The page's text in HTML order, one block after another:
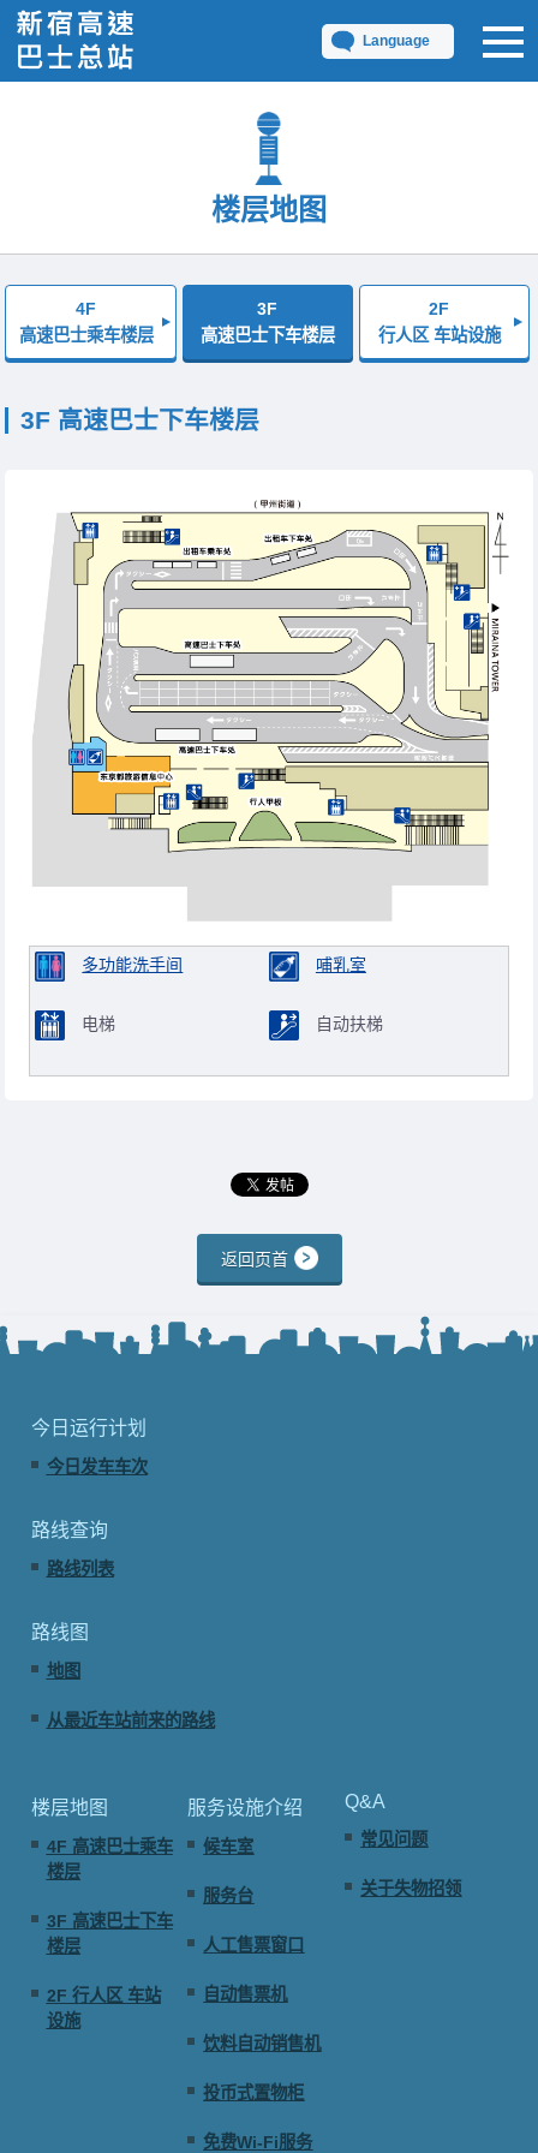
Language
楼层地图
4F
高速巴士乘车楼层
3F
高速巴士下车楼层
2F
行人区 车站设施
3F 高速巴士下车楼层
多功能洗手间 哺乳室
电梯 自动扶梯
返回页首
今日运行计划
今日发车车次
路线查询
路线列表
路线图
地图
从最近车站前来的路线
楼层地图
4F 高速巴士乘车
楼层
3F 高速巴士下车
楼层
2F 行人区 车站
设施
服务设施介绍
候车室
服务台
人工售票窗口
自动售票机
饮料自动销售机
投币式置物柜
免费Wi-Fi服务
Q&A
常见问题
关于失物招领